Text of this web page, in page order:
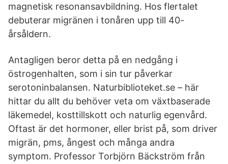
magnetisk resonansavbildning. Hos flertalet
debuterar migränen i tonåren upp till 40-
årsåldern.
Antagligen beror detta på en nedgång i
östrogenhalten, som i sin tur påverkar
serotoninbalansen. Naturbiblioteket.se – här
hittar du allt du behöver veta om växtbaserade
läkemedel, kosttillskott och naturlig egenvård.
Oftast är det hormoner, eller brist på, som driver
migrän, pms, ångest och många andra
symptom. Professor Torbjörn Bäckström från